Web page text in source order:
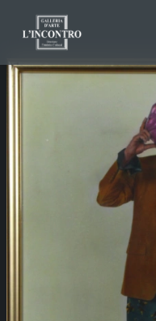
ARTISTES ET
EXPOSITIONS